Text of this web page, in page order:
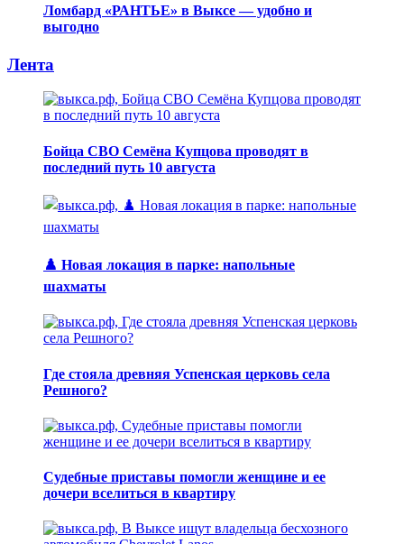
Ломбард «РАНТЬЕ» в Выксе — удобно и
выгодно
Лента
Бойца СВО Семёна Купцова проводят в
последний путь 10 августа
♟️ Новая локация в парке: напольные
шахматы
Где стояла древняя Успенская церковь села
Решного?
Судебные приставы помогли женщине и ее
дочери вселиться в квартиру